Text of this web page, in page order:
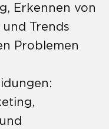
Erkennen von
Trends
Problemen